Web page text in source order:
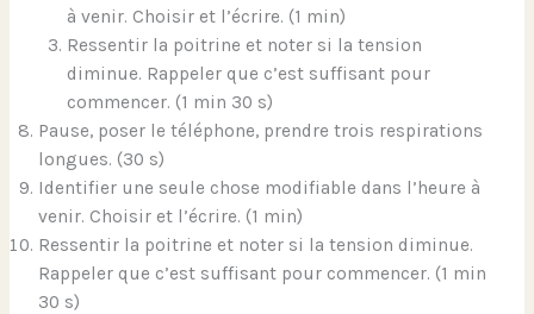
à venir. Choisir et l’écrire. (1 min)
Ressentir la poitrine et noter si la tension
diminue. Rappeler que c’est suffisant pour
commencer. (1 min 30 s)
Pause, poser le téléphone, prendre trois respirations
longues. (30 s)
Identifier une seule chose modifiable dans l’heure à
venir. Choisir et l’écrire. (1 min)
Ressentir la poitrine et noter si la tension diminue.
Rappeler que c’est suffisant pour commencer. (1 min
30 s)